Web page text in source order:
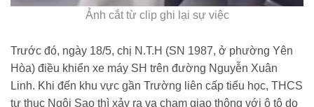
Ảnh cắt từ clip ghi lại sự việc
Trước đó, ngày 18/5, chị N.T.H (SN 1987, ở phường Yên
Hòa) điều khiển xe máy SH trên đường Nguyễn Xuân
Linh. Khi đến khu vực gần Trường liên cấp tiểu học, THCS
tư thục Ngôi Sao thì xảy ra va chạm giao thông với ô tô do